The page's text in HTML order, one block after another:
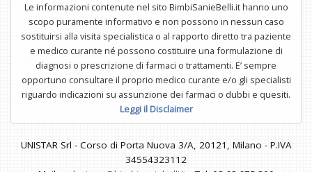
Le informazioni contenute nel sito BimbiSanieBelli.it hanno uno
scopo puramente informativo e non possono in nessun caso
sostituirsi alla visita specialistica o al rapporto diretto tra paziente
e medico curante né possono costituire una formulazione di
diagnosi o prescrizione di farmaci o trattamenti. E’ sempre
opportuno consultare il proprio medico curante e/o gli specialisti
riguardo indicazioni su assunzione dei farmaci o dubbi e quesiti.
Leggi il Disclaimer
UNISTAR Srl - Corso di Porta Nuova 3/A, 20121, Milano - P.IVA
34554323112